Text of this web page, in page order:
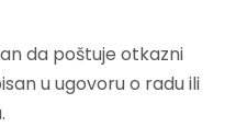
da poštuje otkazni
u ugovoru o radu ili